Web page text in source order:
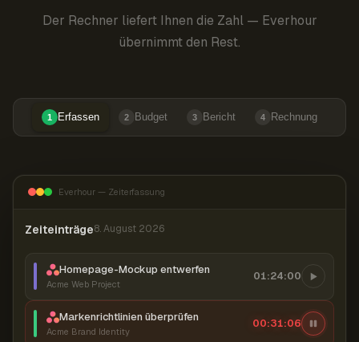
Der Rechner liefert Ihnen die Zahl — Everhour
übernimmt den Rest.
1 Erfassen 2 Budget 3 Bericht 4 Rechnung
Everhour — Zeiterfassung
Zeiteinträge8. August 2026
Homepage-Mockup entwerfen
Acme Web Project
01:24:00
Markenrichtlinien überprüfen
Acme Brand Identity
00:31:06